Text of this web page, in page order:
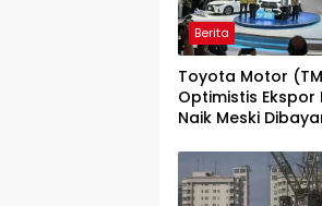
Berita
Toyota Motor
Optimistis
Naik Meski